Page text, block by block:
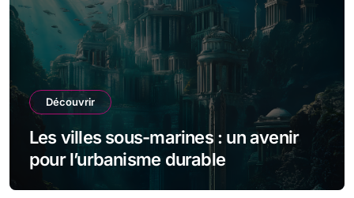
Découvrir
Les villes sous-marines : un avenir
pour l’urbanisme durable